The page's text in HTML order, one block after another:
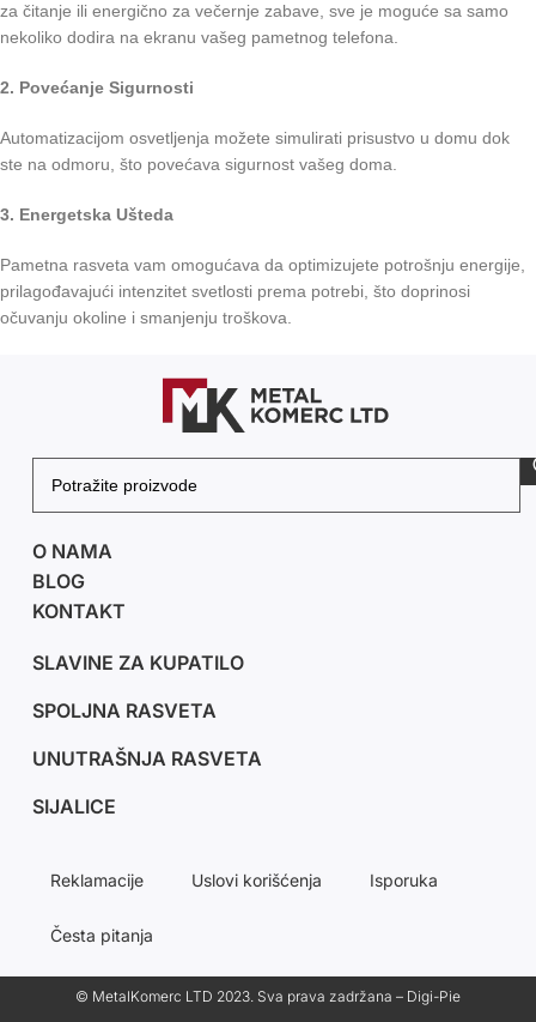
za čitanje ili energično za večernje zabave, sve je moguće sa samo
nekoliko dodira na ekranu vašeg pametnog telefona.
2. Povećanje Sigurnosti
Automatizacijom osvetljenja možete simulirati prisustvo u domu dok
ste na odmoru, što povećava sigurnost vašeg doma.
3. Energetska Ušteda
Pametna rasveta vam omogućava da optimizujete potrošnju energije,
prilagođavajući intenzitet svetlosti prema potrebi, što doprinosi
očuvanju okoline i smanjenju troškova.
O NAMA
BLOG
KONTAKT
SLAVINE ZA KUPATILO
SPOLJNA RASVETA
UNUTRAŠNJA RASVETA
SIJALICE
Reklamacije Uslovi korišćenja Isporuka
Česta pitanja
© MetalKomerc LTD 2023. Sva prava zadržana – Digi-Pie